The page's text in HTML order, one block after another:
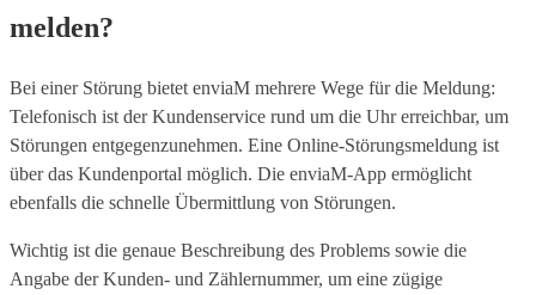
melden?
Bei einer Störung bietet enviaM mehrere Wege für die Meldung:
Telefonisch ist der Kundenservice rund um die Uhr erreichbar, um
Störungen entgegenzunehmen. Eine Online-Störungsmeldung ist
über das Kundenportal möglich. Die enviaM-App ermöglicht
ebenfalls die schnelle Übermittlung von Störungen.
Wichtig ist die genaue Beschreibung des Problems sowie die
Angabe der Kunden- und Zählernummer, um eine zügige